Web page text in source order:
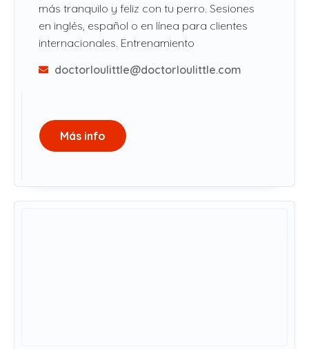
más tranquilo y feliz con tu perro. Sesiones
en inglés, español o en línea para clientes
internacionales. Entrenamiento
doctorloulittle@doctorloulittle.com
Más info